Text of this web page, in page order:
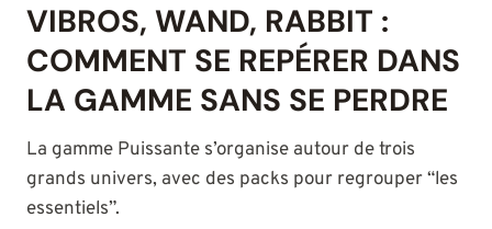
VIBROS, WAND, RABBIT :
COMMENT SE REPÉRER DANS
LA GAMME SANS SE PERDRE
La gamme Puissante s’organise autour de trois
grands univers, avec des packs pour regrouper “les
essentiels”.